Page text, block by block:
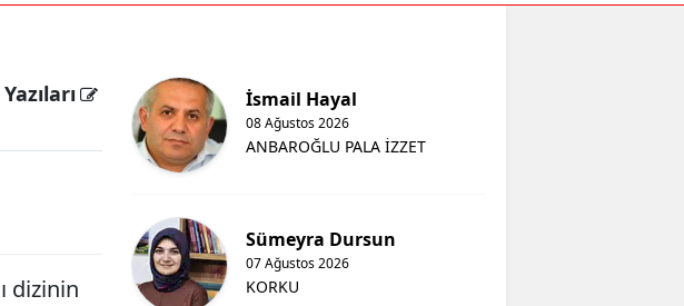
dizinin
İsmail Hayal
08 Ağustos 2026
ANBAROĞLU PALA İZZET
Sümeyra Dursun
07 Ağustos 2026
KORKU